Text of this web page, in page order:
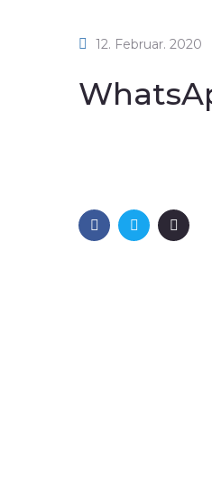
12. Februar. 2020